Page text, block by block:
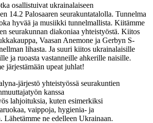
osallistuivat ukrainalaiseen
14.2 Palosaaren seurakuntatalolla. Tunnelma
hyvää ja musiikki tunnelmallista. Kiitämme
seurakunnan diakoniaa yhteistyöstä. Kiitos
Vaasan Anemone ja Gerbyn S-
lihasta. Ja suuri kiitos ukrainalaisille
ja ruoasta vastanneille ahkerille naisille.
järjestämään upeat juhlat!
järjestö yhteistyössä seurakuntien
kanssa
lahjoituksia, kuten esimerkiksi
vaippoja, hygienia- ja
Lähetämme ne edelleen Ukrainaan.